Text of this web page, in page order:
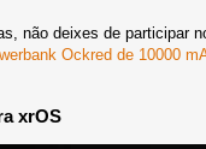
não deixes de participar
Ockred de 10000
xrOS